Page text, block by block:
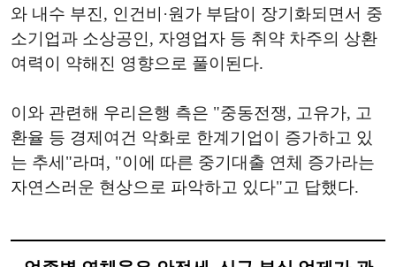
와 내수 부진, 인건비·원가 부담이 장기화되면서 중
소기업과 소상공인, 자영업자 등 취약 차주의 상환
여력이 약해진 영향으로 풀이된다.
이와 관련해 우리은행 측은 "중동전쟁, 고유가, 고
환율 등 경제여건 악화로 한계기업이 증가하고 있
는 추세"라며, "이에 따른 중기대출 연체 증가라는
자연스러운 현상으로 파악하고 있다"고 답했다.